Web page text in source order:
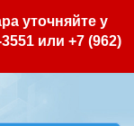
уточняйте у
или +7 (962)